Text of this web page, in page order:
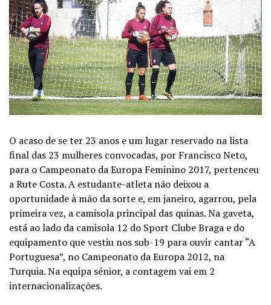
O acaso de se ter 23 anos e um lugar reservado na lista
final das 23 mulheres convocadas, por Francisco Neto,
para o Campeonato da Europa Feminino 2017, pertenceu
a Rute Costa. A estudante-atleta não deixou a
oportunidade à mão da sorte e, em janeiro, agarrou, pela
primeira vez, a camisola principal das quinas. Na gaveta,
está ao lado da camisola 12 do Sport Clube Braga e do
equipamento que vestiu nos sub-19 para ouvir cantar “A
Portuguesa”, no Campeonato da Europa 2012, na
Turquia. Na equipa sénior, a contagem vai em 2
internacionalizações.